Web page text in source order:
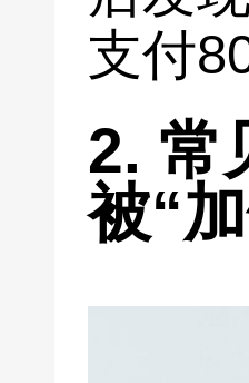
支付
2. 常
被“